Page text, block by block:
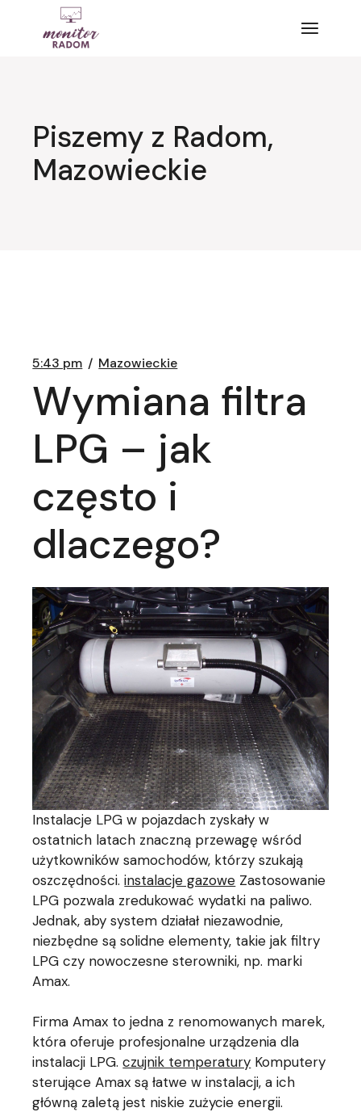
Piszemy z Radom,
Mazowieckie
5:43 pm Mazowieckie
Wymiana filtra
LPG – jak
często i
dlaczego?
Instalacje LPG w pojazdach zyskały w
ostatnich latach znaczną przewagę wśród
użytkowników samochodów, którzy szukają
oszczędności.instalacje gazowe Zastosowanie
LPG pozwala zredukować wydatki na paliwo.
Jednak, aby system działał niezawodnie,
niezbędne są solidne elementy, takie jak filtry
LPG czy nowoczesne sterowniki, np. marki
Amax.
Firma Amax to jedna z renomowanych marek,
która oferuje profesjonalne urządzenia dla
instalacji LPG.czujnik temperatury Komputery
sterujące Amax są łatwe w instalacji, a ich
główną zaletą jest niskie zużycie energii.